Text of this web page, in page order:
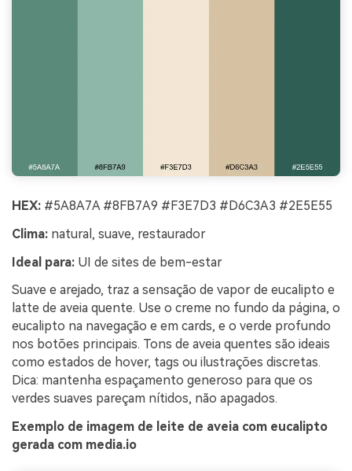
HEX: #5A8A7A #8FB7A9 #F3E7D3 #D6C3A3 #2E5E55
Clima: natural, suave, restaurador
Ideal para: UI de sites de bem-estar
Suave e arejado, traz a sensação de vapor de eucalipto e
latte de aveia quente. Use o creme no fundo da página, o
eucalipto na navegação e em cards, e o verde profundo
nos botões principais. Tons de aveia quentes são ideais
como estados de hover, tags ou ilustrações discretas.
Dica: mantenha espaçamento generoso para que os
verdes suaves pareçam nítidos, não apagados.
Exemplo de imagem de leite de aveia com eucalipto
gerada com media.io